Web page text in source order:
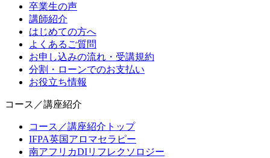
卒業生の声
講師紹介
はじめての方へ
よくあるご質問
お申し込みの流れ・受講規約
分割・ローンでのお支払い
お役立ち情報
コース／講座紹介
コース／講座紹介トップ
IFPA英国アロマセラピー
南アフリカDIリフレクソロジー